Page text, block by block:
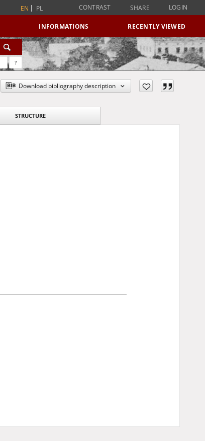
EN PL CONTRAST SHARE LOGIN
INFORMATIONS RECENTLY VIEWED
?
Download bibliography description
STRUCTURE